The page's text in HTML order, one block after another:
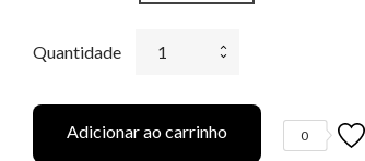
Quantidade
Adicionar ao carrinho 0